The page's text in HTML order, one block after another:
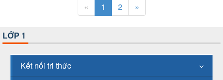
« 1 2 »
LỚP 1
Kết nối tri thức